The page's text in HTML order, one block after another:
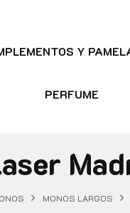
Y
PERFUME
MONOS LARGOS